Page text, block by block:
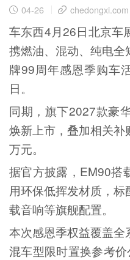
04-26 chedongxi.com
车东西4月26日北京车
携燃油、混动、纯电
牌99周年感恩季购车
日。
同期，旗下2027款豪
焕新上市，叠加相关
万元。
据官方披露，EM90搭
用环保低挥发材质，
载音响等旗舰配置。
本次感恩季权益覆盖
混车型限时置换参考价